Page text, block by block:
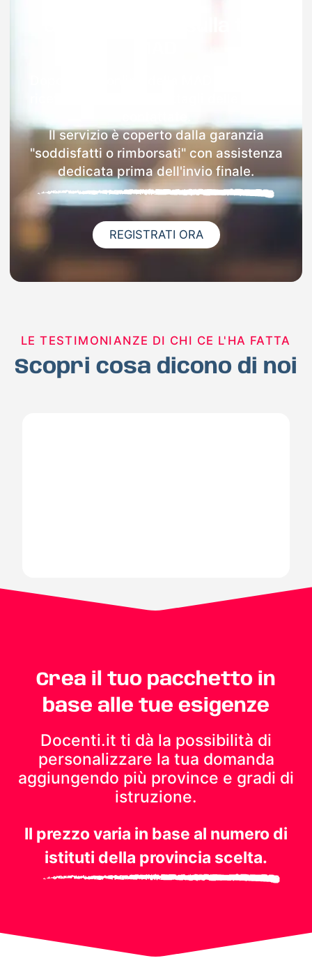
Il servizio è coperto dalla garanzia
"soddisfatti o rimborsati" con assistenza
dedicata prima dell'invio finale.
REGISTRATI ORA
LE TESTIMONIANZE DI CHI CE L'HA FATTA
Scopri cosa dicono di noi
Crea il tuo pacchetto in
base alle tue esigenze
Docenti.it ti dà la possibilità di
personalizzare la tua domanda
aggiungendo più province e gradi di
istruzione.
Il prezzo varia in base al numero di
istituti della provincia scelta.